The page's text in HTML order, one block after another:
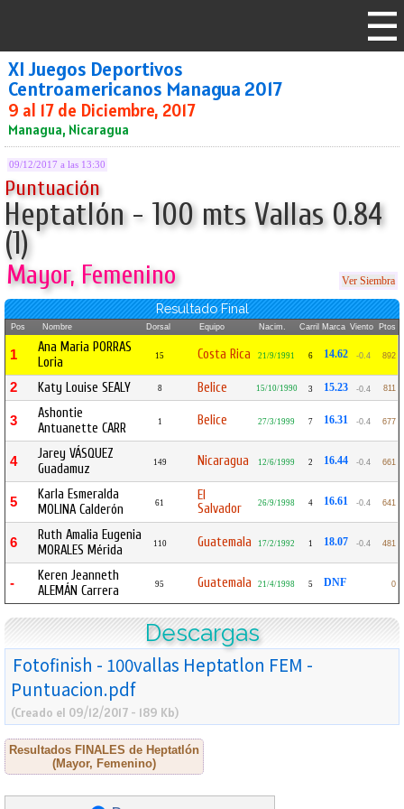
XI Juegos Deportivos
Centroamericanos Managua 2017
9 al 17 de Diciembre, 2017
Managua, Nicaragua
09/12/2017 a las 13:30
Puntuación
Heptatlón - 100 mts Vallas 0.84
(1)
Mayor, Femenino Ver Siembra
Resultado Final
Pos Nombre Dorsal Equipo Nacim. Carril Marca Viento Ptos
1
Ana Maria PORRAS
Loria
15 Costa Rica 21/9/1991 6 14.62 -0.4 892
2 Katy Louise SEALY 8 Belice 15/10/1990 3 15.23 -0.4 811
3
Ashontie
Antuanette CARR
1 Belice 27/3/1999 7 16.31 -0.4 677
4
Jarey VÁSQUEZ
Guadamuz
149 Nicaragua 12/6/1999 2 16.44 -0.4 661
5
Karla Esmeralda
MOLINA Calderón
61
El
Salvador
26/9/1998 4 16.61 -0.4 641
6
Ruth Amalia Eugenia
MORALES Mérida
110 Guatemala 17/2/1992 1 18.07 -0.4 481
-
Keren Jeanneth
ALEMÁN Carrera
95 Guatemala 21/4/1998 5 DNF 0
Descargas
Fotofinish - 100vallas Heptatlon FEM -
Puntuacion.pdf
(Creado el 09/12/2017 - 189 Kb)
Resultados FINALES de Heptatlón
(Mayor, Femenino)